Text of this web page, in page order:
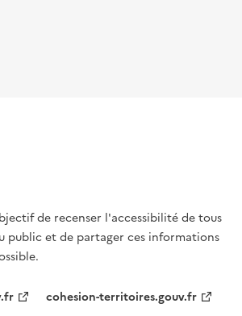
de recenser l'accessibilité de tous
public et de partager ces informations
cohesion-territoires.gouv.fr